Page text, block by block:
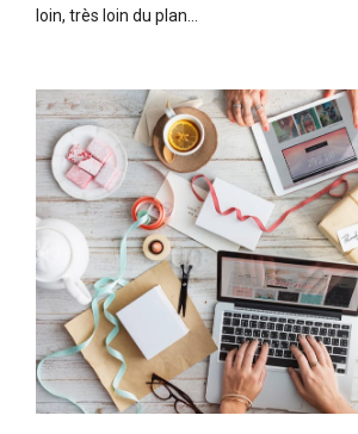
loin, très loin du plan…